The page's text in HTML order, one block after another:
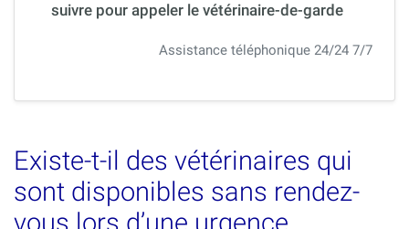
suivre pour appeler le vétérinaire-de-garde
Assistance téléphonique 24/24 7/7
Existe-t-il des vétérinaires qui
sont disponibles sans rendez-
vous lors d’une urgence